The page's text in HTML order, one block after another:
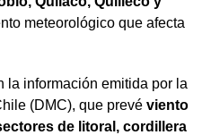
meteorológico que afecta
la información emitida por la
(DMC), que prevé viento
de litoral, cordillera